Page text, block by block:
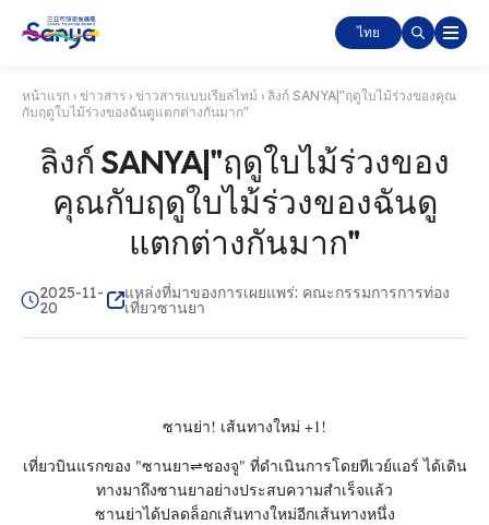
ไทย
หน้าแรก › ข่าวสาร › ข่าวสารแบบเรียลไทม์ › ลิงก์ SANYA|"ฤดูใบไม้ร่วงของคุณ
กับฤดูใบไม้ร่วงของฉันดูแตกต่างกันมาก"
ลิงก์ SANYA|"ฤดูใบไม้ร่วงของ
คุณกับฤดูใบไม้ร่วงของฉันดู
แตกต่างกันมาก"
2025-11-
20
แหล่งที่มาของการเผยแพร่: คณะกรรมการการท่อง
เที่ยวซานยา
ซานย่า! เส้นทางใหม่ +1!
เที่ยวบินแรกของ "ซานยา⇌ชองจู" ที่ดําเนินการโดยทีเวย์แอร์ ได้เดิน
ทางมาถึงซานยาอย่างประสบความสําเร็จแล้ว
ซานย่าได้ปลดล็อกเส้นทางใหม่อีกเส้นทางหนึ่ง